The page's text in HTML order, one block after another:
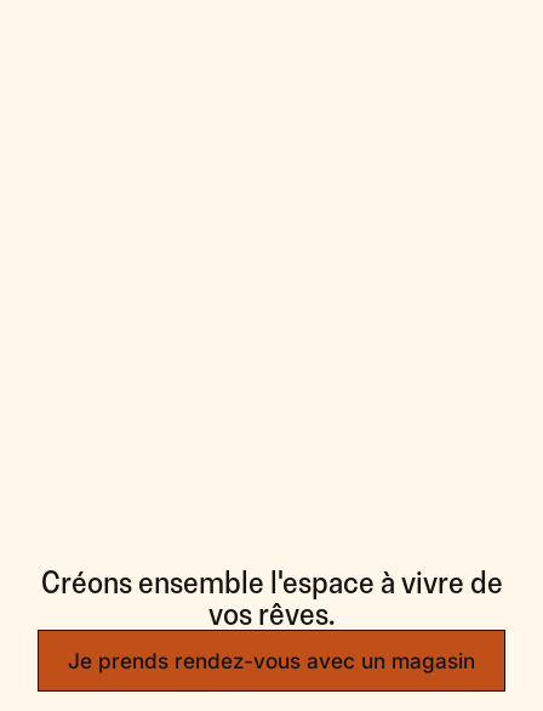
Créons ensemble l'espace à vivre de
vos rêves.
Je prends rendez-vous avec un magasin